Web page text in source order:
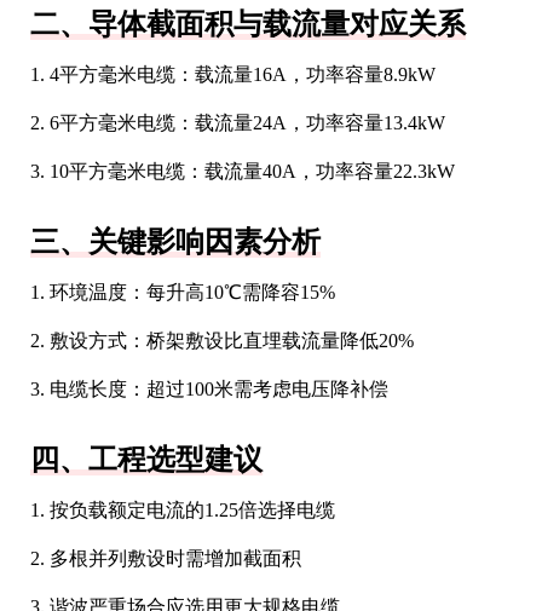
二、导体截面积与载流量对应关系
1. 4平方毫米电缆：载流量16A，功率容量8.9kW
2. 6平方毫米电缆：载流量24A，功率容量13.4kW
3. 10平方毫米电缆：载流量40A，功率容量22.3kW
三、关键影响因素分析
1. 环境温度：每升高10℃需降容15%
2. 敷设方式：桥架敷设比直埋载流量降低20%
3. 电缆长度：超过100米需考虑电压降补偿
四、工程选型建议
1. 按负载额定电流的1.25倍选择电缆
2. 多根并列敷设时需增加截面积
3. 谐波严重场合应选用更大规格电缆